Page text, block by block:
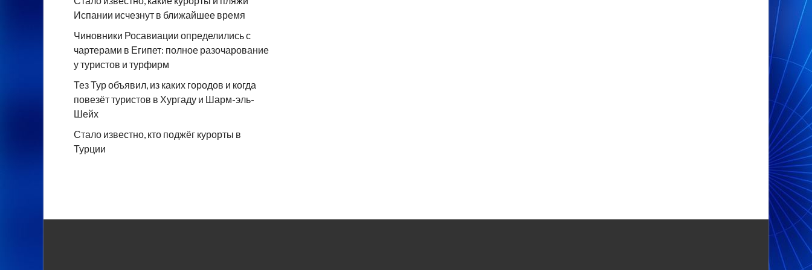
Испании исчезнут в ближайшее время
Чиновники Росавиации определились с
чартерами в Египет: полное разочарование
у туристов и турфирм
Тез Тур объявил, из каких городов и когда
повезёт туристов в Хургаду и Шарм-эль-
Шейх
Стало известно, кто поджёг курорты в
Турции